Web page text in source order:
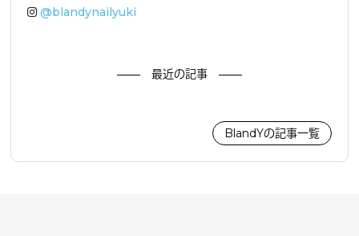
@blandynailyuki
最近の記事
BlandYの記事一覧